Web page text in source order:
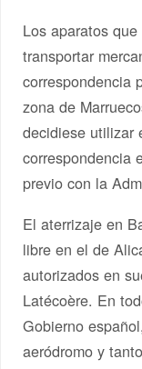
Los aparatos
transportar
correspondencia
zona de
decidiese utilizar
correspondencia
previo con la
El aterrizaje en
libre en el de
autorizados en
Latécoère. En
Gobierno
aeródromo y